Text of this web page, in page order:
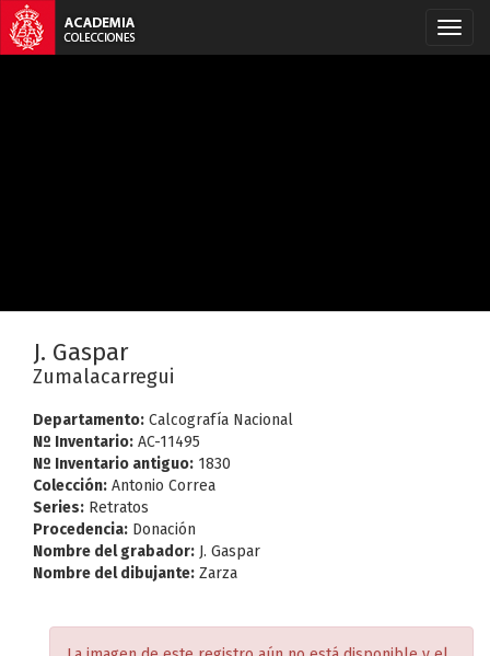
J. Gaspar
Zumalacarregui
Departamento: Calcografía Nacional
Nº Inventario: AC-11495
Nº Inventario antiguo: 1830
Colección: Antonio Correa
Series: Retratos
Procedencia: Donación
Nombre del grabador: J. Gaspar
Nombre del dibujante: Zarza